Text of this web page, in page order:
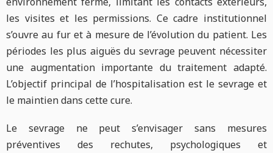
les visites et les permissions. Ce cadre institutionnel
s’ouvre au fur et à mesure de l’évolution du patient. Les
périodes les plus aiguës du sevrage peuvent nécessiter
une augmentation importante du traitement adapté.
L’objectif principal de l’hospitalisation est le sevrage et
le maintien dans cette cure.
Le sevrage ne peut s’envisager sans mesures
préventives des rechutes, psychologiques et